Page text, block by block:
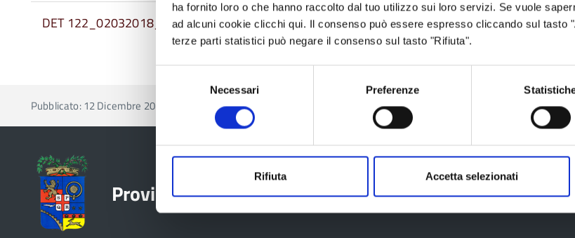
ha fornito loro o che hanno raccolto dal tuo utilizzo sui loro servizi. Se vuole
ad alcuni cookie clicchi qui. Il consenso può essere espresso cliccando sul tasto
terze parti statistici può negare il consenso sul tasto "Rifiuta".
Necessari Preferenze
Rifiuta Accetta selezionati
DET 122_02032018_aggiud def non efficace.pdf
Pubblicato: 12 Dicembre 2017 Ultima modifica: 29 Marzo 2018
Provincia di Reggio Emilia